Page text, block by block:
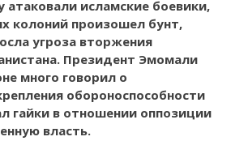
атаковали исламские боевики,
колоний произошел бунт,
угроза вторжения
Президент Эмомали
много говорил о
обороноспособности
гайки в отношении оппозиции
власть.